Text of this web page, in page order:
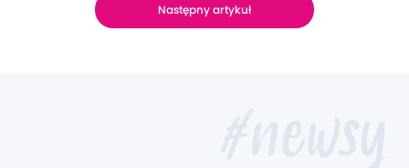
Następny artykuł